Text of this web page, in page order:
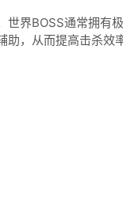
BOSS通常拥有极
，从而提高击杀效率